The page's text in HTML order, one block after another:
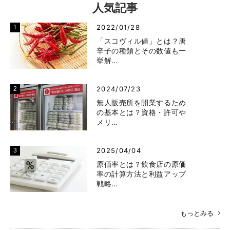
人気記事
2022/01/28
「スコヴィル値」とは？唐
辛子の種類とその数値も一
挙解…
2024/07/23
無人販売所を開業するため
の基本とは？資格・許可や
メリ…
2025/04/04
原価率とは？飲食店の原価
率の計算方法と利益アップ
戦略…
もっとみる